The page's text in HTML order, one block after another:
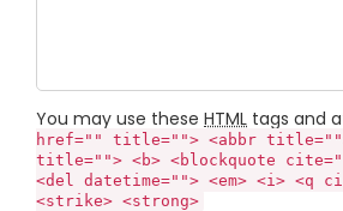
You may use these HTML tags and
href="" title=""> <abbr title="">
title=""> <b> <blockquote
<del datetime=""> <em> <i> <q
<strike> <strong>